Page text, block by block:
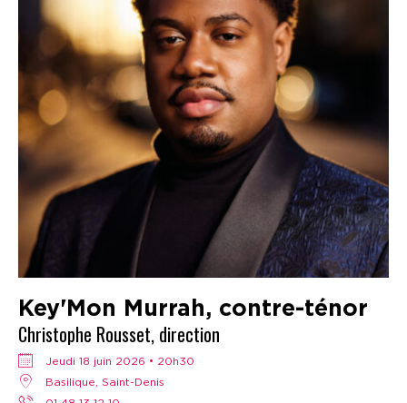
Key'Mon Murrah, contre-ténor
Christophe Rousset, direction
jeudi 18 juin 2026 • 20h30
Basilique, Saint-Denis